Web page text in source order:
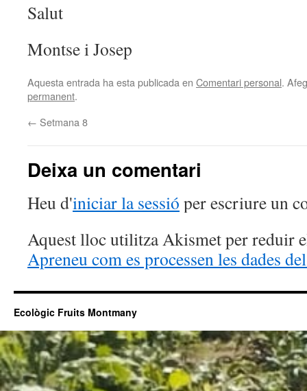
Salut
Montse i Josep
Aquesta entrada ha esta publicada en Comentari personal.
permanent.
← Setmana 8
Deixa un comentari
Heu d'iniciar la sessió per escriure un
Aquest lloc utilitza Akismet per reduir
Apreneu com es processen les dades
Ecològic Fruits Montmany